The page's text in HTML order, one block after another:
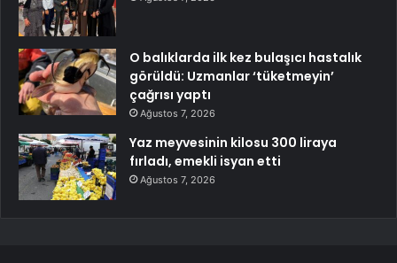
O balıklarda ilk kez bulaşıcı hastalık
görüldü: Uzmanlar ‘tüketmeyin’
çağrısı yaptı
Ağustos 7, 2026
Yaz meyvesinin kilosu 300 liraya
fırladı, emekli isyan etti
Ağustos 7, 2026